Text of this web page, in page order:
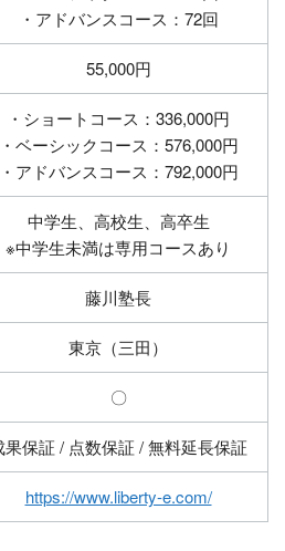
・アドバンスコース：72回
55,000円
・ショートコース：336,000円
・ベーシックコース：576,000円
・アドバンスコース：792,000円
中学生、高校生、高卒生
※中学生未満は専用コースあり
藤川塾長
東京（三田）
〇
果保証 / 点数保証 / 無料延長保証
https://www.liberty-e.com/